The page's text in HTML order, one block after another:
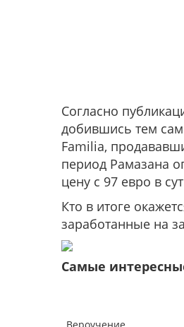
Согласно
добившись тем
Familia,
период Рамазана
цену с 97 евро в
Кто в итоге
заработанные на
Самые